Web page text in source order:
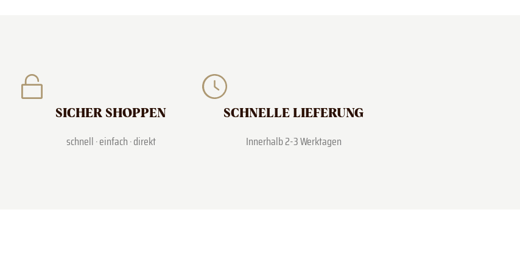
SICHER SHOPPEN
schnell · einfach · direkt
SCHNELLE LIEFERUNG
Innerhalb 2-3 Werktagen